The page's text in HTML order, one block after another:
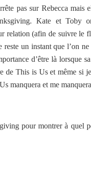
pas sur Rebecca mais
Kate et Toby
relation (afin de suivre le
un instant que l’on
d’être là lorsque
de This is Us et même si
manquera et me
pour montrer à quel